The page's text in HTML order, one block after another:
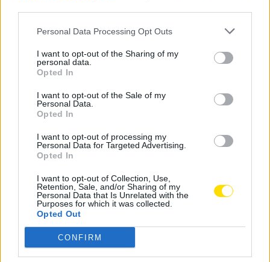
Personal Data Processing Opt Outs
I want to opt-out of the Sharing of my
personal data.
Opted In
I want to opt-out of the Sale of my
Personal Data.
Opted In
I want to opt-out of processing my
Personal Data for Targeted Advertising.
Opted In
I want to opt-out of Collection, Use,
Retention, Sale, and/or Sharing of my
Personal Data that Is Unrelated with the
Purposes for which it was collected.
Opted Out
CONFIRM
por cães e até agamificaçãoda língua portuguesa.
Na cerimónia de entrega do Prémio Infância 2024, que
decorreu esta quinta-feira, dia 12, no Espaço Ágora –
BPI All In One, foi salientada a importância de apoiar
respostas sociais que permitam enfrentar os desafios
De acordo com o relatório “Portugal e o Elevador
Economics for Policy Knowledge Center, que teve o
apoio do BPI e da Fundação “la Caixa”, uma em cada
quatro pessoas que cresceram numa família com
baixos recursos financeiros, não consegue sair da
situação de pobreza na idade adulta.